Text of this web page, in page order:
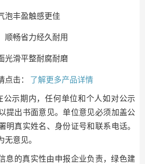
泡丰盈触感更佳
顺畅省力经久耐用
光滑平整耐腐耐磨
点击： 了解更多产品详情
公示期内，任何单位和个人如对公示
提出书面意见。单位意见必须加盖公
明真实姓名、身份证号和联系电话。
意见。
息的真实性由申报企业负责，绿色建